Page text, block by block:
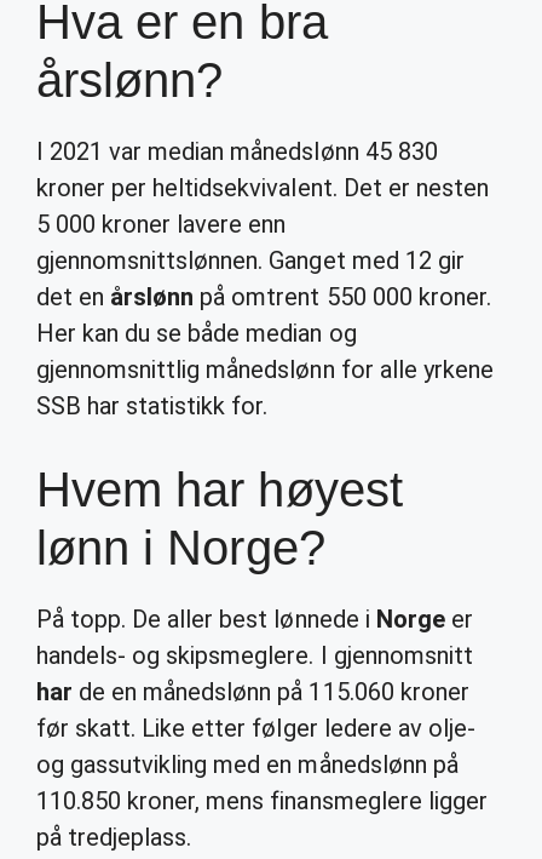
Hva er en bra
årslønn?
I 2021 var median månedslønn 45 830
kroner per heltidsekvivalent. Det er nesten
5 000 kroner lavere enn
gjennomsnittslønnen. Ganget med 12 gir
det en årslønn på omtrent 550 000 kroner.
Her kan du se både median og
gjennomsnittlig månedslønn for alle yrkene
SSB har statistikk for.
Hvem har høyest
lønn i Norge?
På topp. De aller best lønnede i Norgeer
handels- og skipsmeglere. I gjennomsnitt
har de en månedslønn på 115.060 kroner
før skatt. Like etter følger ledere av olje-
og gassutvikling med en månedslønn på
110.850 kroner, mens finansmeglere ligger
på tredjeplass.